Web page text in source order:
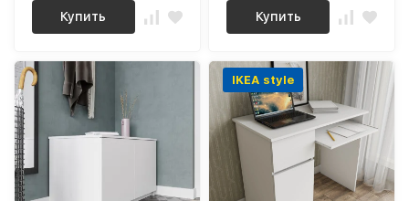
Купить Купить
IKEA style